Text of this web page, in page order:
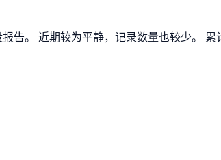
告。 近期较为平静，记录数量也较少。